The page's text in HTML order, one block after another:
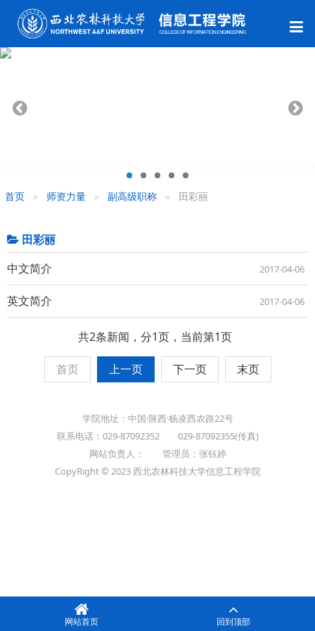
首页 师资力量 副高级职称 田彩丽
田彩丽
中文简介
2017-04-06
英文简介 2017-04-06
共2条新闻，分1页，当前第1页
首页 上一页 下一页 末页
学院地址：中国·陕西·杨凌西农路22号
联系电话：029-87092352 029-87092355(传真)
网站负责人： 管理员：张钰婷
CopyRight © 2023 西北农林科技大学信息工程学院
网站首页 回到顶部